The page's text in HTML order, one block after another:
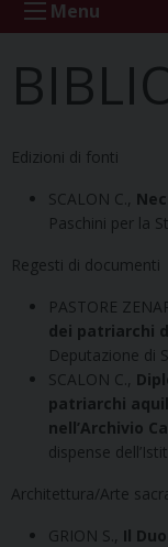
Menu
Edizioni di fonti
SCALON C.,
Paschini per la
Regesti di documenti
PASTORE
dei patriarchi
Deputazione di
SCALON C.,
patriarchi
nell’Archivio
dispense
Architettura/Arte
GRION S., Il